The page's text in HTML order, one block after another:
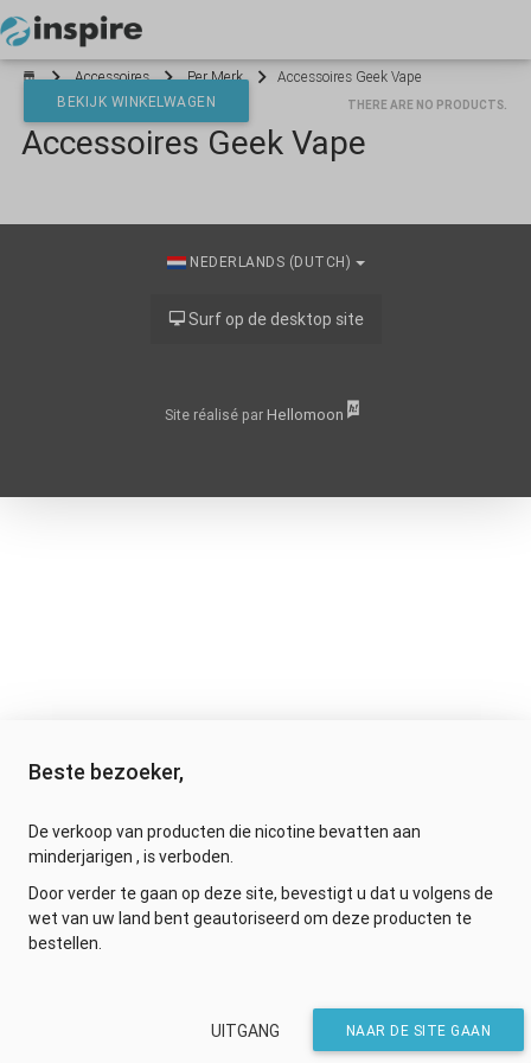
BEKIJK WINKELWAGEN
Accessoires Per Merk Accessoires Geek Vape
Accessoires Geek Vape
THERE ARE NO PRODUCTS.
NEDERLANDS (DUTCH)
Surf op de desktop site
Site réalisé par Hellomoon
Beste bezoeker,
De verkoop van producten die nicotine bevatten aan
minderjarigen , is verboden.
Door verder te gaan op deze site, bevestigt u dat u volgens de
wet van uw land bent geautoriseerd om deze producten te
bestellen.
NAAR DE SITE GAAN
UITGANG